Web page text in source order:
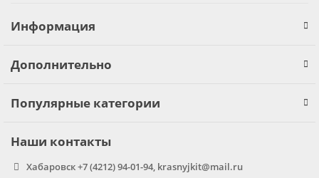
Информация
Дополнительно
Популярные категории
Наши контакты
Хабаровск +7 (4212) 94-01-94, krasnyjkit@mail.ru